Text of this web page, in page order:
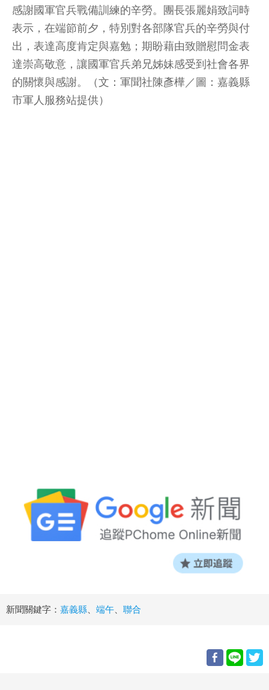
感謝國軍官兵戰備訓練的辛勞。團長張麗娟致詞時
表示，在端節前夕，特別對各部隊官兵的辛勞與付
出，表達高度肯定與嘉勉；期盼藉由致贈慰問金表
達崇高敬意，讓國軍官兵弟兄姊妹感受到社會各界
的關懷與感謝。（文：軍聞社陳彥樺／圖：嘉義縣
市軍人服務站提供）
新聞關鍵字： 嘉義縣 端午 聯合